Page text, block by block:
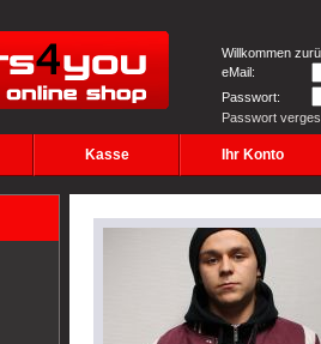
Willkommen
eMail:
Passwort:
Passwort
Kasse Ihr Konto